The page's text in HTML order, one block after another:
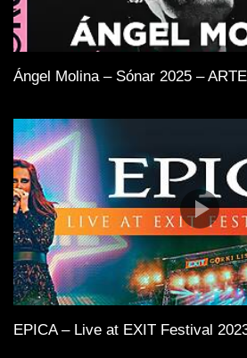
Ángel Molina – Sónar 2025 –
EPICA – Live at EXIT Festival